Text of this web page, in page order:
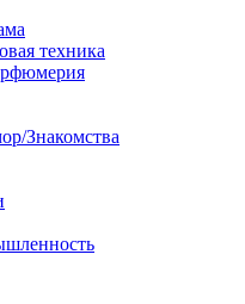
техника
Знакомства